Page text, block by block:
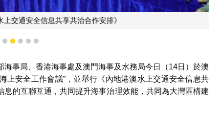
通安全信息共享共治合作安排》
1 2 3 4 5
事局、香港海事處及澳門海事及水務局今日（14日）於澳
上安全工作會議”，並舉行《內地港澳水上交通安全信息共
的互聯互通，共同提升海事治理效能，共同為大灣區構建